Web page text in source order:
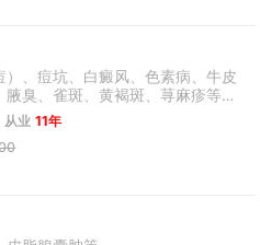
、痘坑、白癜风、色素病、牛皮
臭、雀斑、黄褐斑、荨麻疹等各
从业 11年